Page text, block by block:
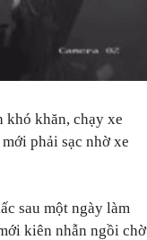
khó khăn, chạy xe
phải sạc nhờ xe
sau một ngày làm
kiên nhẫn ngồi chờ